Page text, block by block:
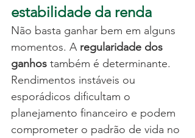
estabilidade da renda
Não basta ganhar bem em alguns
momentos. A regularidade dos
ganhos também é determinante.
Rendimentos instáveis ou
esporádicos dificultam o
planejamento financeiro e podem
comprometer o padrão de vida no